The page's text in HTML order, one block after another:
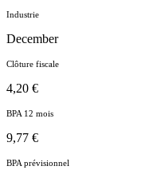
Industrie
December
Clôture fiscale
4,20 €
BPA 12 mois
9,77 €
BPA prévisionnel